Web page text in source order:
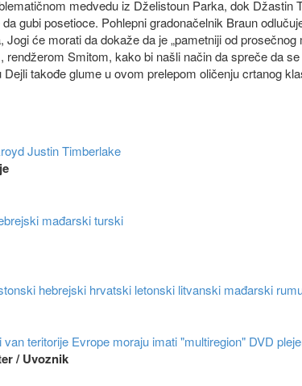
medvedu iz Dželistoun Parka, dok
gubi posetioce. Pohlepni gradonačelnik Braun
Jogi će morati da dokaže da je „pametniji od
rendžerom Smitom, kako bi našli način da spreče da
takođe glume u ovom prelepom oličenju crtanog
Justin Timberlake
mađarskiturski
hebrejski hrvatski letonski litvanski mađarski
van teritorije Evrope moraju imati "multiregion" DVD
/ Uvoznik